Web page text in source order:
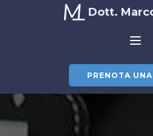
Dott.
PRENOTA